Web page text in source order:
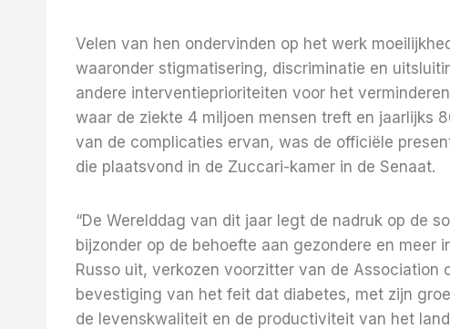
Velen van hen ondervinden op het werk
waaronder stigmatisering, discriminatie en
andere interventieprioriteiten voor het
waar de ziekte 4 miljoen mensen treft en jaarlijks
van de complicaties ervan, was de officiële
die plaatsvond in de Zuccari-kamer in de Senaat.
“De Werelddag van dit jaar legt de nadruk op de
bijzonder op de behoefte aan gezondere en meer
Russo uit, verkozen voorzitter van de Association
bevestiging van het feit dat diabetes, met zijn
de levenskwaliteit en de productiviteit van het